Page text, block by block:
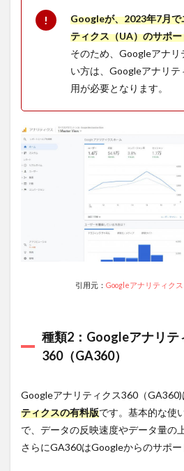
の違
い比
い1：
デー
の違
UAと
GA4
イベ
の仕
様
2.5
Googleが、2023年7月で
ティクス（UA）のサポ
そのため、Googleアナ
い方は、Googleアナリ
用が必要となります。
引用元： Googleアナリティクス
種類2：Googleアナリテ
360（GA360）
Googleアナリティクス360（GA360)
ティクスの有料版です。基本的な使
で、データの反映速度やデータ量の
さらにGA360はGoogleからのサポー